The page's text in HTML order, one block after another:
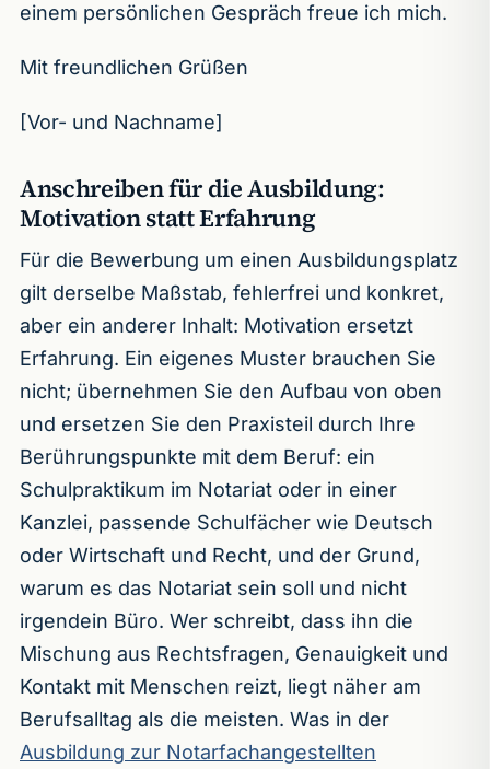
einem persönlichen Gespräch freue ich mich.
Mit freundlichen Grüßen
[Vor- und Nachname]
Anschreiben für die Ausbildung:
Motivation statt Erfahrung
Für die Bewerbung um einen Ausbildungsplatz
gilt derselbe Maßstab, fehlerfrei und konkret,
aber ein anderer Inhalt: Motivation ersetzt
Erfahrung. Ein eigenes Muster brauchen Sie
nicht; übernehmen Sie den Aufbau von oben
und ersetzen Sie den Praxisteil durch Ihre
Berührungspunkte mit dem Beruf: ein
Schulpraktikum im Notariat oder in einer
Kanzlei, passende Schulfächer wie Deutsch
oder Wirtschaft und Recht, und der Grund,
warum es das Notariat sein soll und nicht
irgendein Büro. Wer schreibt, dass ihn die
Mischung aus Rechtsfragen, Genauigkeit und
Kontakt mit Menschen reizt, liegt näher am
Berufsalltag als die meisten. Was in der
Ausbildung zur Notarfachangestellten